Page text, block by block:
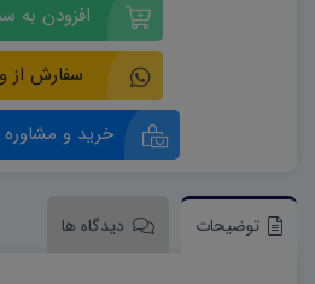
افزودن به
سفارش از
خرید و
توضیحات دیدگاه ها